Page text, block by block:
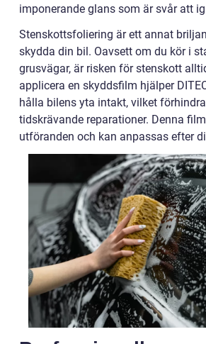
imponerande glans som är svår att
Stenskottsfoliering är ett annat
skydda din bil. Oavsett om du kör i
grusvägar, är risken för stenskott
applicera en skyddsfilm hjälper
hålla bilens yta intakt, vilket
tidskrävande reparationer. Denna
utföranden och kan anpassas efter